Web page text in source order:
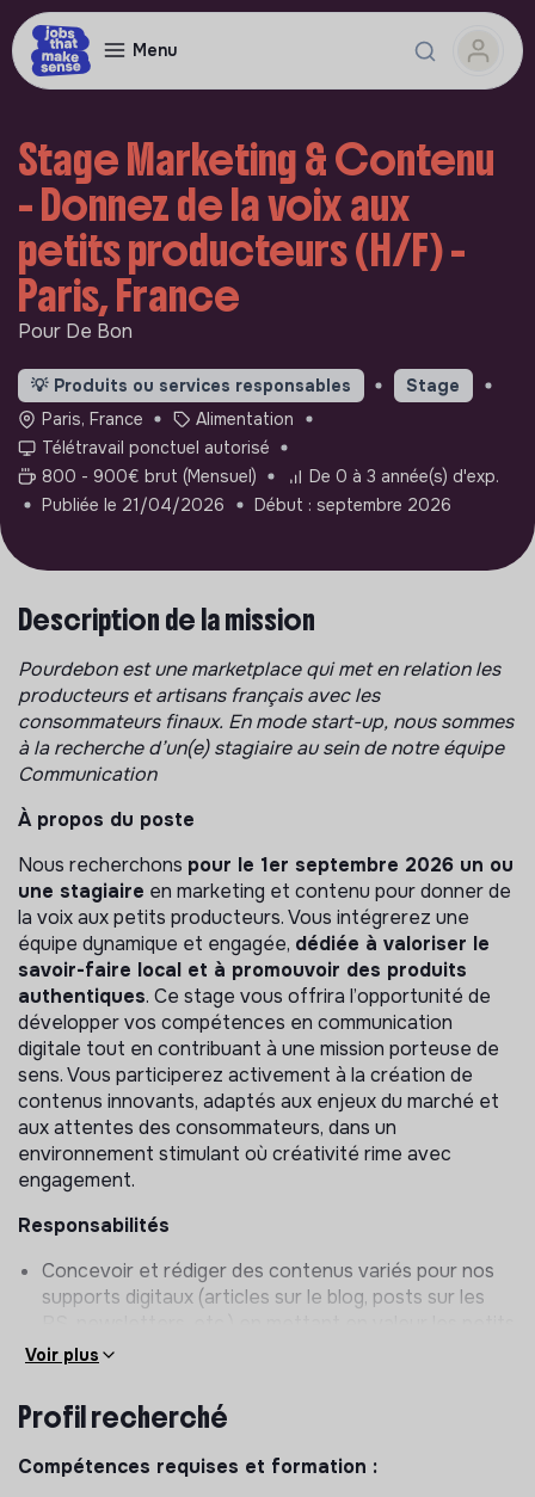
Menu
Stage Marketing & Contenu
- Donnez de la voix aux
petits producteurs (H/F) -
Paris, France
Pour De Bon
💡 Produits ou services responsables
Stage
Paris, France
Alimentation
Télétravail ponctuel autorisé
800 - 900€ brut (Mensuel)
De 0 à 3 année(s) d'exp.
Publiée le 21/04/2026
Début : septembre 2026
Description de la mission
Pourdebon est une marketplace qui met en relation les
producteurs et artisans français avec les
consommateurs finaux. En mode start-up, nous sommes
à la recherche d’un(e) stagiaire au sein de notre équipe
Communication
À propos du poste
Nous recherchons pour le 1er septembre 2026 un ou
une stagiaire en marketing et contenu pour donner de
la voix aux petits producteurs. Vous intégrerez une
équipe dynamique et engagée, dédiée à valoriser le
savoir-faire local et à promouvoir des produits
authentiques. Ce stage vous offrira l’opportunité de
développer vos compétences en communication
digitale tout en contribuant à une mission porteuse de
sens. Vous participerez activement à la création de
contenus innovants, adaptés aux enjeux du marché et
aux attentes des consommateurs, dans un
environnement stimulant où créativité rime avec
engagement.
Responsabilités
Concevoir et rédiger des contenus variés pour nos
supports digitaux (articles sur le blog, posts sur les
producteurs.
contenus pour améliorer leur visibilité sur les moteurs
de recherche (site et blog)
Gérer la publication et la mise à jour des contenus
Voir plus
Profil recherché
Compétences requises et formation :